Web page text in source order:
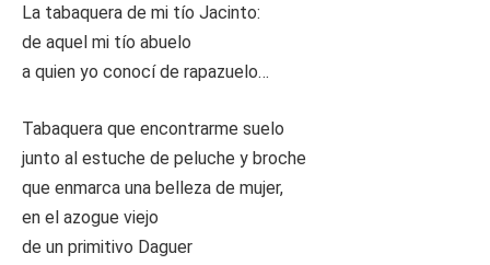
La tabaquera de mi tío Jacinto:
de aquel mi tío abuelo
a quien yo conocí de rapazuelo…
Tabaquera que encontrarme suelo
junto al estuche de peluche y broche
que enmarca una belleza de mujer,
en el azogue viejo
de un primitivo Daguer